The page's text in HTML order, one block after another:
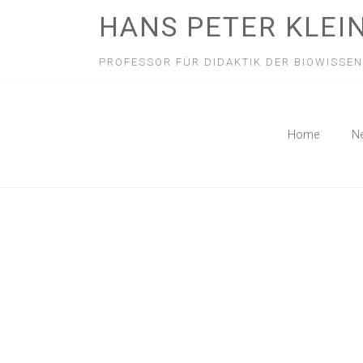
HANS PETER
PROFESSOR FÜR DIDAKTIK DER
Home